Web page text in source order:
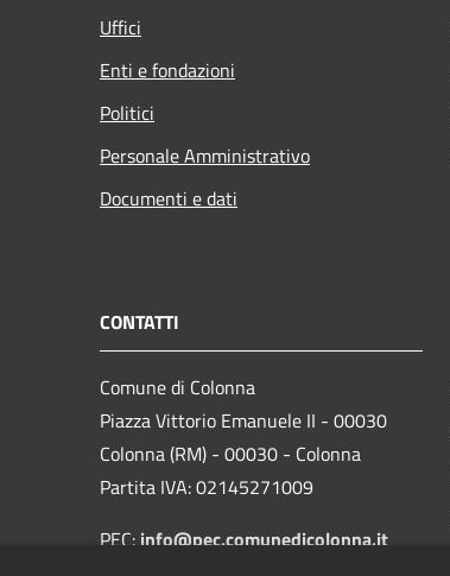
Uffici
Enti e fondazioni
Politici
Personale Amministrativo
Documenti e dati
CONTATTI
Comune di Colonna
Piazza Vittorio Emanuele II - 00030
Colonna (RM) - 00030 - Colonna
Partita IVA: 02145271009
PEC: info@pec.comunedicolonna.it